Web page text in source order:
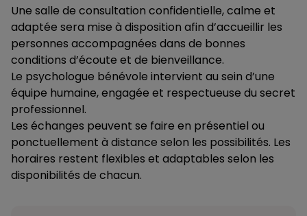
Une salle de consultation confidentielle, calme et
adaptée sera mise à disposition afin d’accueillir les
personnes accompagnées dans de bonnes
conditions d’écoute et de bienveillance.
Le psychologue bénévole intervient au sein d’une
équipe humaine, engagée et respectueuse du secret
professionnel.
Les échanges peuvent se faire en présentiel ou
ponctuellement à distance selon les possibilités. Les
horaires restent flexibles et adaptables selon les
disponibilités de chacun.